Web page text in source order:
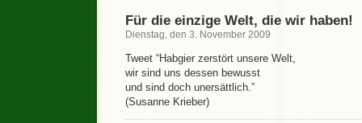
Für die einzige Welt, die wir haben!
Dienstag, den 3. November 2009
Tweet “Habgier zerstört unsere Welt,
wir sind uns dessen bewusst
und sind doch unersättlich.”
(Susanne Krieber)